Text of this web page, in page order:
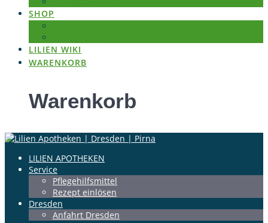
SHOP
LILIEN WIKI
WARENKORB
Warenkorb
LILIEN APOTHEKEN
Service
Pflegehilfsmittel
Rezept einlösen
Dresden
Anfahrt Dresden